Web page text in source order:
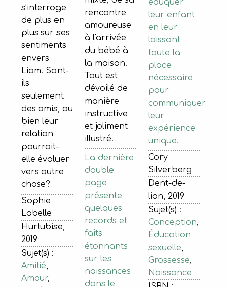
s’interroge
de plus en
plus sur ses
sentiments
envers
Liam. Sont-
ils
seulement
des amis, ou
bien leur
relation
pourrait-
elle évoluer
vers autre
chose?
Sophie
Labelle
Hurtubise,
2019
Sujet(s) :
Amitié,
Amour,
rencontre
amoureuse
à l'arrivée
du bébé à
la maison.
Tout est
dévoilé de
manière
instructive
et joliment
illustré.
La dernière
double
page
présente
quelques
records et
faits
étonnants
sur les
naissances
dans le
éduquer
leur enfant
en leur
laissant
toute la
place
nécessaire
pour
communiquer
leur
expérience
unique.
Cory
Silverberg
Dent-de-
lion, 2019
Sujet(s) :
Conception,
Éducation
sexuelle,
Grossesse,
Naissance